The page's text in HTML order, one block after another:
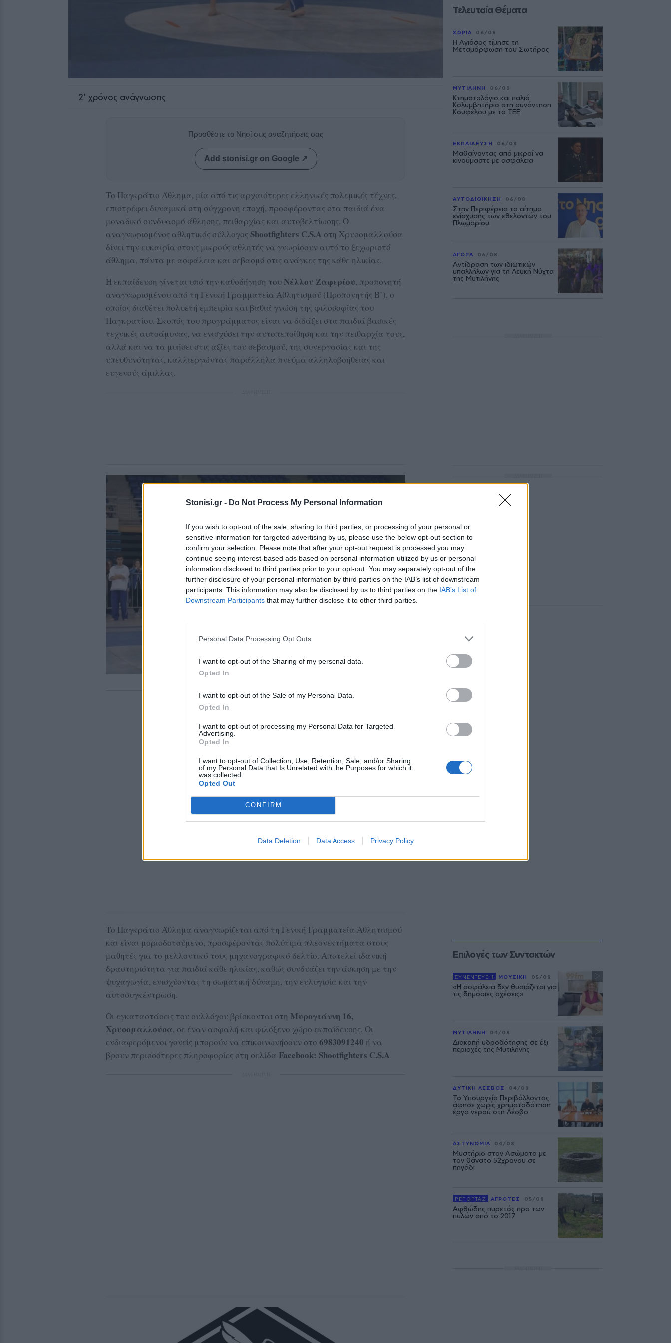
Stonisi.gr - Do Not Process My Personal Information
If you wish to opt-out of the sale, sharing to third parties, or processing of your personal or
sensitive information for targeted advertising by us, please use the below opt-out section to
confirm your selection. Please note that after your opt-out request is processed you may
continue seeing interest-based ads based on personal information utilized by us or personal
information disclosed to third parties prior to your opt-out. You may separately opt-out of the
further disclosure of your personal information by third parties on the IAB’s list of downstream
participants. This information may also be disclosed by us to third parties on the IAB’s List of
Downstream Participants that may further disclose it to other third parties.
Personal Data Processing Opt Outs
I want to opt-out of the Sharing of my personal data.
Opted In
I want to opt-out of the Sale of my Personal Data.
Opted In
I want to opt-out of processing my Personal Data for Targeted
Advertising.
Opted In
I want to opt-out of Collection, Use, Retention, Sale, and/or Sharing
of my Personal Data that Is Unrelated with the Purposes for which it
was collected.
Opted Out
CONFIRM
Data Deletion Data Access Privacy Policy
2' χρόνος ανάγνωσης
Προσθέστε το Νησί στις αναζητήσεις σας
Add stonisi.gr on Google ↗
Το Παγκράτιο Άθλημα, μία από τις αρχαιότερες ελληνικές πολεμικές τέχνες,
επιστρέφει δυναμικά στη σύγχρονη εποχή, προσφέροντας στα παιδιά ένα
μοναδικό συνδυασμό άθλησης, πειθαρχίας και αυτοβελτίωσης. Ο
αναγνωρισμένος αθλητικός σύλλογος Shootfighters C.S.A στη Χρυσομαλλούσα
δίνει την ευκαιρία στους μικρούς αθλητές να γνωρίσουν αυτό το ξεχωριστό
άθλημα, πάντα με ασφάλεια και σεβασμό στις ανάγκες της κάθε ηλικίας.
Η εκπαίδευση γίνεται υπό την καθοδήγηση του Νέλλου Ζαφερίου, προπονητή
αναγνωρισμένου από τη Γενική Γραμματεία Αθλητισμού (Προπονητής Β’), ο
οποίος διαθέτει πολυετή εμπειρία και βαθιά γνώση της φιλοσοφίας του
Παγκρατίου. Σκοπός του προγράμματος είναι να διδάξει στα παιδιά βασικές
τεχνικές αυτοάμυνας, να ενισχύσει την αυτοπεποίθηση και την πειθαρχία τους,
αλλά και να τα μυήσει στις αξίες του σεβασμού, της συνεργασίας και της
υπευθυνότητας, καλλιεργώντας παράλληλα πνεύμα αλληλοβοήθειας και
ευγενούς άμιλλας.
Το Παγκράτιο Άθλημα αναγνωρίζεται από τη Γενική Γραμματεία Αθλητισμού
και είναι μοριοδοτούμενο, προσφέροντας πολύτιμα πλεονεκτήματα στους
μαθητές για το μελλοντικό τους μηχανογραφικό δελτίο. Αποτελεί ιδανική
δραστηριότητα για παιδιά κάθε ηλικίας, καθώς συνδυάζει την άσκηση με την
ψυχαγωγία, ενισχύοντας τη σωματική δύναμη, την ευλυγισία και την
αυτοσυγκέντρωση.
Οι εγκαταστάσεις του συλλόγου βρίσκονται στη Μυρογιάννη 16,
Χρυσομαλλούσα, σε έναν ασφαλή και φιλόξενο χώρο εκπαίδευσης. Οι
ενδιαφερόμενοι γονείς μπορούν να επικοινωνήσουν στο 6983091240 ή να
βρουν περισσότερες πληροφορίες στη σελίδα Facebook: Shootfighters C.S.A.
Τελευταία Θέματα
ΧΩΡΙΑ 06/08
Η Αγιάσος τίμησε τη
Μεταμόρφωση του Σωτήρος
ΜΥΤΙΛΗΝΗ 06/08
Κτηματολόγιο και παλιό
Κολυμβητήριο στη συνάντηση
Κουφέλου με το ΤΕΕ
ΕΚΠΑΙΔΕΥΣΗ 06/08
Μαθαίνοντας από μικροί να
κινούμαστε με ασφάλεια
ΑΥΤΟΔΙΟΙΚΗΣΗ 06/08
Στην Περιφέρεια το αίτημα
ενίσχυσης των εθελοντών του
Πλωμαρίου
ΑΓΟΡΑ 06/08
Αντίδραση των ιδιωτικών
υπαλλήλων για τη Λευκή Νύχτα
της Μυτιλήνης
Επιλογές των Συντακτών
ΣΥΝΕΝΤΕΥΞΗ ΜΟΥΣΙΚΗ 05/08
«Η ασφάλεια δεν θυσιάζεται για
τις δημόσιες σχέσεις»
ΜΥΤΙΛΗΝΗ 04/08
Διακοπή υδροδότησης σε έξι
περιοχές της Μυτιλήνης
ΔΥΤΙΚΗ ΛΕΣΒΟΣ 04/08
Το Υπουργείο Περιβάλλοντος
άφησε χωρίς χρηματοδότηση
έργα νερού στη Λέσβο
ΑΣΤΥΝΟΜΙΑ 04/08
Μυστήριο στον Ασώματο με
τον θάνατο 52χρονου σε
πηγάδι
ΡΕΠΟΡΤΑΖ ΑΓΡΟΤΕΣ 05/08
Αφθώδης πυρετός προ των
πυλών από το 2017